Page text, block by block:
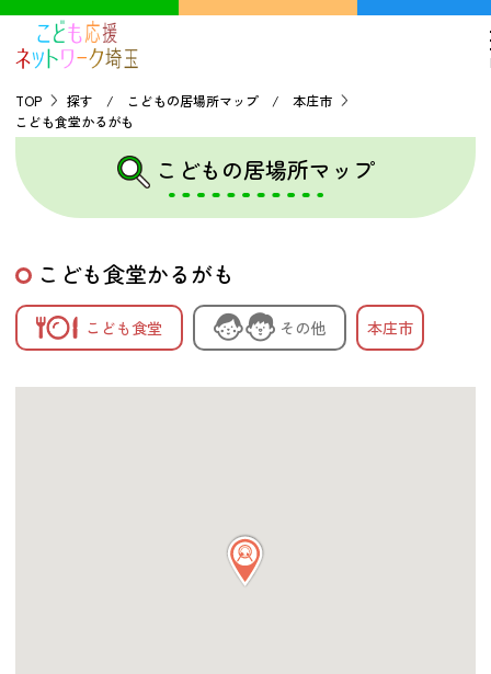
TOP
こどもの貧困について
探す
こどもの居場所マップ
TOP
探す / こどもの居場所マップ / 本庄市
こども食堂かるがも
こどもの居場所マップ
こども食堂かるがも
こども食堂 その他 本庄市